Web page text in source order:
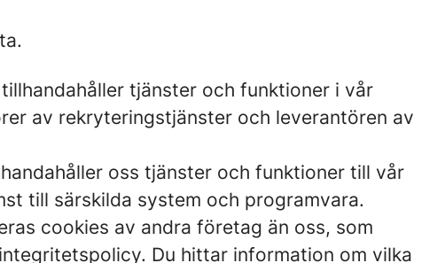
tjänster och funktioner i vår
av rekryteringstjänster och leverantören av
oss tjänster och funktioner till vår
till särskilda system och programvara.
cookies av andra företag än oss, som
Du hittar information om vilka